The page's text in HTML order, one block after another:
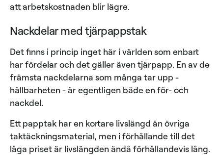
att arbetskostnaden blir lägre.
Nackdelar med tjärpappstak
Det finns i princip inget här i världen som enbart
har fördelar och det gäller även tjärpapp. En av de
främsta nackdelarna som många tar upp -
hållbarheten - är egentligen både en för- och
nackdel.
Ett papptak har en kortare livslängd än övriga
taktäckningsmaterial, men i förhållande till det
låga priset är livslängden ändå förhållandevis lång.